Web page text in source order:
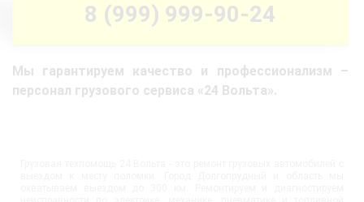
8 (999) 999-90-24
Мы гарантируем качество и профессионализм –
персонал грузового сервиса «24 Вольта».